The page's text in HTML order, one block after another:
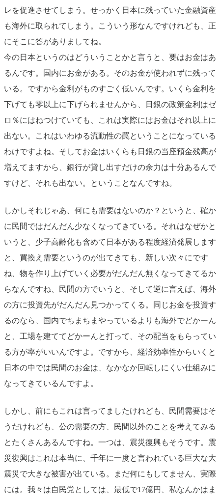
レを促進させてしまう。せっかく日本に残っていた金融資産
も海外に取られてしまう。こういう形なんですけれども、正
にそこに答がありましてね。
今の日本というのはどういうことかと言うと、要はお金はあ
るんです。国内にお金がある。そのお金が使われずに残って
いる。ですから金利がものすごく低いんです。いくら金利を
下げても零以上に下げられませんから、日銀の政策金利はゼ
ロ％にはねつけていても、これは実際にはお金はそれ以上に
出ない。これはいわゆる流動性の罠ということになっている
わけですよね。そしてお金はいくらも日銀の当座預金残高が
増えてますから、銀行が貸し出すだけの余力は十分あるんで
すけど、それも出ない。ということなんですね。
しかしそれじゃあ、何にも需要はないのか？というと、確か
に民間ではだんだん少なくなってきている。それはなぜかと
いうと、少子高齢化も含めて日本がある程度経済発展します
と、買換え需要というのが出てきても、新しい次々にです
ね、物を作り上げていく必要がだんだん無くなってきてるか
らなんですね、民間の方でいうと。そして逆に言えば、海外
の方に投資先がだんだん見つかってくる。同じお金を投資す
るのなら、国内でちまちまやっているよりも海外でどかーん
と、工場を建ててどかーんと打って、その配当をもらってい
る方が率がいいんですよ。ですから、経済効率性からいくと
日本の中では民間のお金は、なかなか回転しにくい仕組みに
なってきているんですよ。
しかし、前にもこれは言ってましたけれども、民間需要はそ
うだけれども、公の需要の方、民間以外のことを考えてみる
とたくさんあるんですね。一つは、震災復興もそうです。震
災復興はこれは本当に、千年に一度と言われている巨大な大
震災で大きな被害が出ている。まだ何にもしてません、実際
には。我々は自民党としては、最低で17億円、私なんかはま